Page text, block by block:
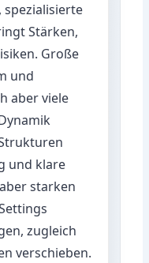
spezialisierte
Stärken,
Große
und
aber viele
und klare
starken
zugleich
verschieben.